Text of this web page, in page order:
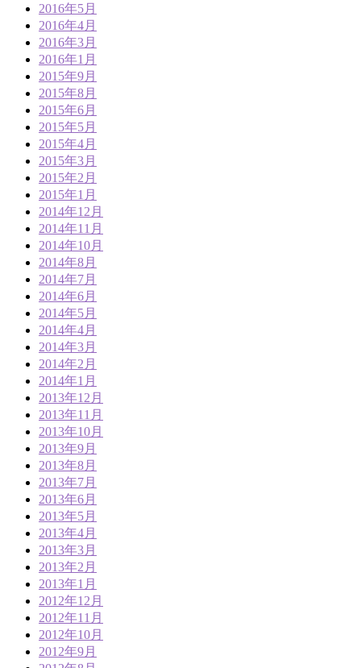
2016年5月
2016年4月
2016年3月
2016年1月
2015年9月
2015年8月
2015年6月
2015年5月
2015年4月
2015年3月
2015年2月
2015年1月
2014年12月
2014年11月
2014年10月
2014年8月
2014年7月
2014年6月
2014年5月
2014年4月
2014年3月
2014年2月
2014年1月
2013年12月
2013年11月
2013年10月
2013年9月
2013年8月
2013年7月
2013年6月
2013年5月
2013年4月
2013年3月
2013年2月
2013年1月
2012年12月
2012年11月
2012年10月
2012年9月